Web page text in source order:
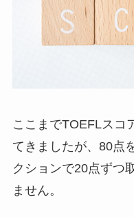
ここまでTOEFLスコ
てきましたが、80点
クションで20点ずつ
ません。